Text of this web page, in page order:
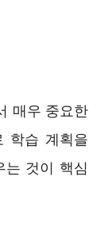
매우 중요한
학습 계획을
는 것이 핵심